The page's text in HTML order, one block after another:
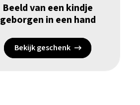
Beeld van een kindje
geborgen in een hand
Bekijk geschenk